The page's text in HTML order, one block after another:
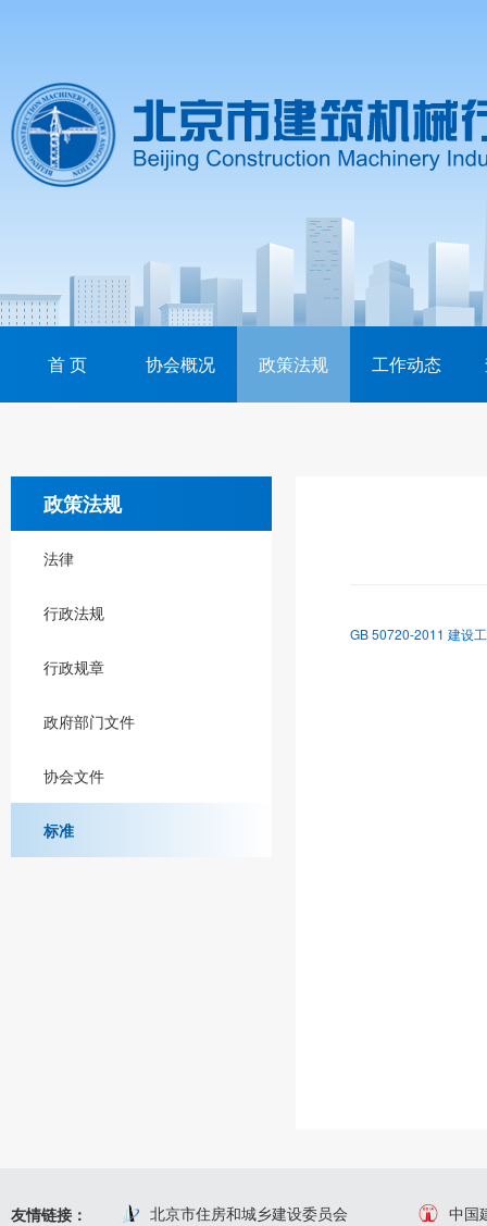
首 页 协会概况 政策法规 工作动态
政策法规
法律
行政法规
行政规章
政府部门文件
协会文件
标准
GB 50720-2011 建设
友情链接： 北京市住房和城乡建设委员会 中国